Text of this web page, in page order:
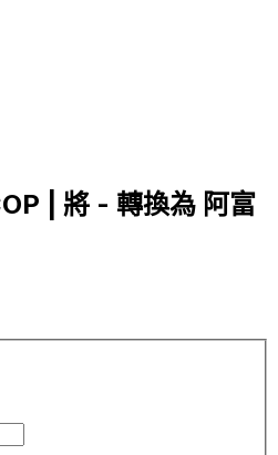
| 將 - 轉換為 阿富